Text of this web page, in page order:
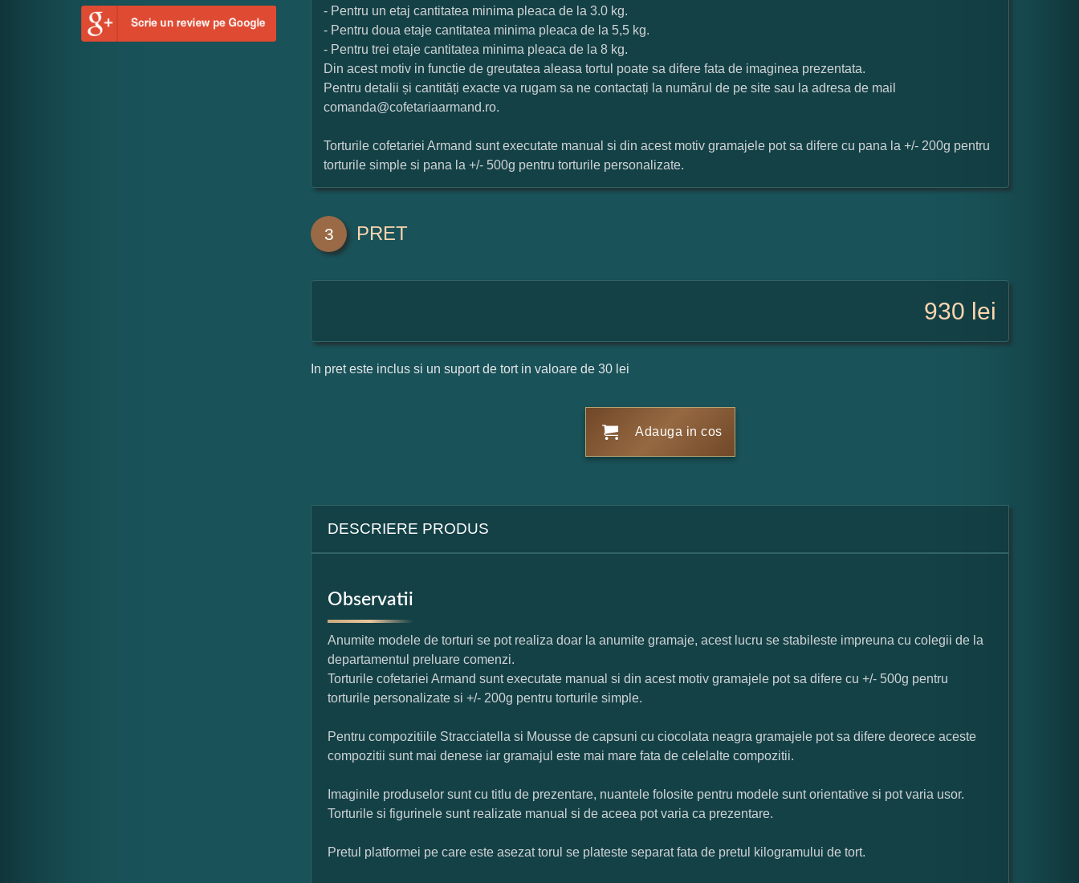
- Pentru un etaj cantitatea minima pleaca de la 3.0 kg.
- Pentru doua etaje cantitatea minima pleaca de la 5,5 kg.
- Pentru trei etaje cantitatea minima pleaca de la 8 kg.
Din acest motiv in functie de greutatea aleasa tortul poate sa difere fata de imaginea prezentata.
Pentru detalii și cantități exacte va rugam sa ne contactați la numărul de pe site sau la adresa de mail
comanda@cofetariaarmand.ro.
Torturile cofetariei Armand sunt executate manual si din acest motiv gramajele pot sa difere cu pana la +/- 200g pentru
torturile simple si pana la +/- 500g pentru torturile personalizate.
3 PRET
930 lei
In pret este inclus si un suport de tort in valoare de 30 lei
Adauga in cos
DESCRIERE PRODUS
Observatii
Anumite modele de torturi se pot realiza doar la anumite gramaje, acest lucru se stabileste impreuna cu colegii de la
departamentul preluare comenzi.
Torturile cofetariei Armand sunt executate manual si din acest motiv gramajele pot sa difere cu +/- 500g pentru
torturile personalizate si +/- 200g pentru torturile simple.
Pentru compozitiile Stracciatella si Mousse de capsuni cu ciocolata neagra gramajele pot sa difere deorece aceste
compozitii sunt mai denese iar gramajul este mai mare fata de celelalte compozitii.
Imaginile produselor sunt cu titlu de prezentare, nuantele folosite pentru modele sunt orientative si pot varia usor.
Torturile si figurinele sunt realizate manual si de aceea pot varia ca prezentare.
Pretul platformei pe care este asezat torul se plateste separat fata de pretul kilogramului de tort.